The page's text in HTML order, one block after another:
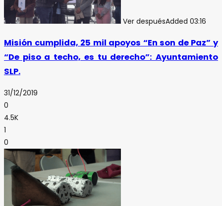
Ver despuésAdded 03:16
Misión cumplida, 25 mil apoyos “En son de Paz” y
“De piso a techo, es tu derecho”: Ayuntamiento
SLP.
31/12/2019
0
4.5K
1
0